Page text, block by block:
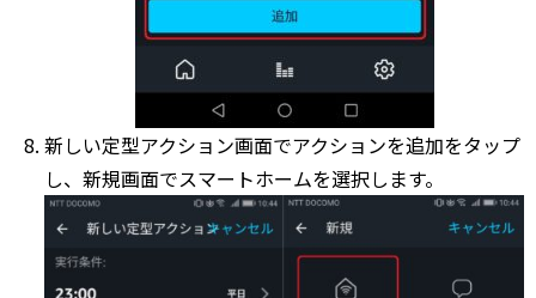
新しい定型アクション画面でアクションを追加をタップ
し、新規画面でスマートホームを選択します。